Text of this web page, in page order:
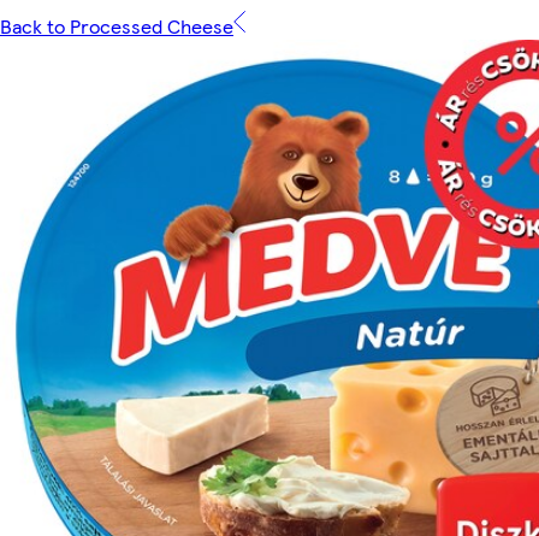
Back to Processed Cheese